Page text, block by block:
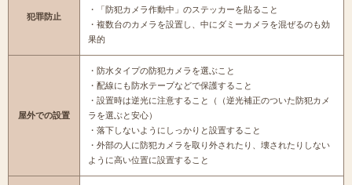
犯罪防止
・「防犯カメラ作動中」のステッカーを貼ること
・複数台のカメラを設置し、中にダミーカメラを混ぜるのも効
果的
屋外での設置
・防水タイプの防犯カメラを選ぶこと
・配線にも防水テープなどで保護すること
・設置時は逆光に注意すること（（逆光補正のついた防犯カメ
ラを選ぶと安心）
・落下しないようにしっかりと設置すること
・外部の人に防犯カメラを取り外されたり、壊されたりしない
ように高い位置に設置すること